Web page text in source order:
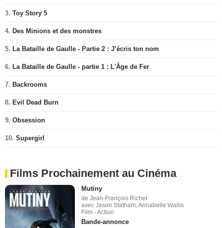
3. Toy Story 5
4. Des Minions et des monstres
5. La Bataille de Gaulle - Partie 2 : J’écris ton nom
6. La Bataille de Gaulle - partie 1 : L'Âge de Fer
7. Backrooms
8. Evil Dead Burn
9. Obsession
10. Supergirl
Films Prochainement au Cinéma
Mutiny
de Jean-François Richet
avec Jason Statham, Annabelle Wallis
Film - Action
Bande-annonce